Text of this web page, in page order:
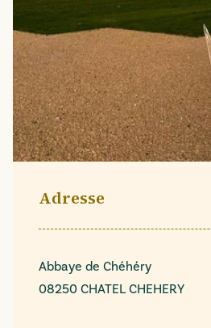
Adresse
Abbaye de Chéhéry
08250 CHATEL CHEHERY